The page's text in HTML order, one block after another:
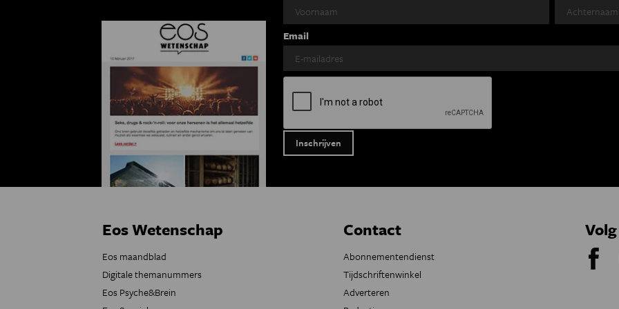
Email
Eos Wetenschap
Eos maandblad
Digitale themanummers
Eos Psyche&Brein
Contact
Abonnementendienst
Tijdschriftenwinkel
Adverteren